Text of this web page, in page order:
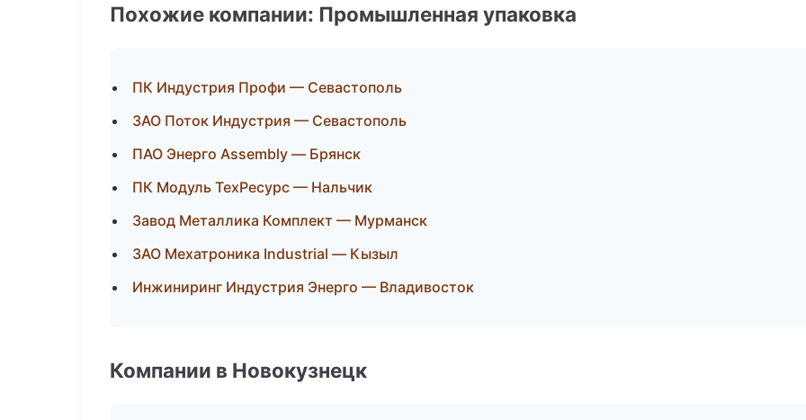
Похожие компании: Промышленная упаковка
ПК Индустрия Профи — Севастополь
ЗАО Поток Индустрия — Севастополь
ПАО Энерго Assembly — Брянск
ПК Модуль ТехРесурс — Нальчик
Завод Металлика Комплект — Мурманск
ЗАО Мехатроника Industrial — Кызыл
Инжиниринг Индустрия Энерго — Владивосток
Компании в Новокузнецк